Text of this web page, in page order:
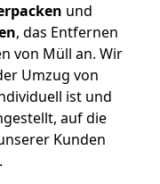
und
, das Entfernen
von Müll an. Wir
Umzug von
ist und
auf die
Kunden